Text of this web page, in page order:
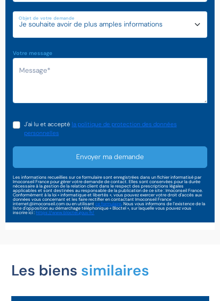
Objet de votre demande
Votre message
J'ai lu et accepté la politique de protection des données
personnelles
Envoyer ma demande
Les informations recueillies sur ce formulaire sont enregistrées dans un fichier informatisé par
Imoconseil France pour gérer votre demande de contact. Elles sont conservées pour la durée
nécessaire à la gestion de la relation client dans le respect des prescriptions légales
applicables et sont destinées au responsable de la publication de ce site : Imoconseil France.
Conformément à la loi « informatique et libertés », vous pouvez exercer votre droit d'accès aux
données vous concernant et les faire rectifier en contactant Imoconseil France
internet@imoconseil.com ou en utilisantce formulaire. Nous vous informons de l’existence de la
liste d'opposition au démarchage téléphonique « Bloctel », sur laquelle vous pouvez vous
inscrire ici :https://www.bloctel.gouv.fr/
Les biens similaires